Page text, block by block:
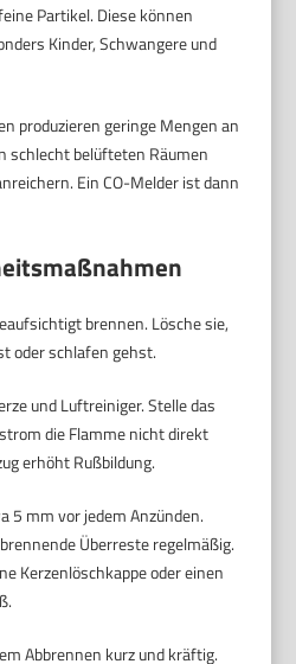
Partikel. Diese können
Kinder, Schwangere und
produzieren geringe Mengen an
schlecht belüfteten Räumen
Ein CO-Melder ist dann
brennen. Lösche sie,
oder schlafen gehst.
und Luftreiniger. Stelle das
die Flamme nicht direkt
erhöht Rußbildung.
5 mm vor jedem Anzünden.
Überreste regelmäßig.
Kerzenlöschkappe oder einen
Abbrennen kurz und kräftig.